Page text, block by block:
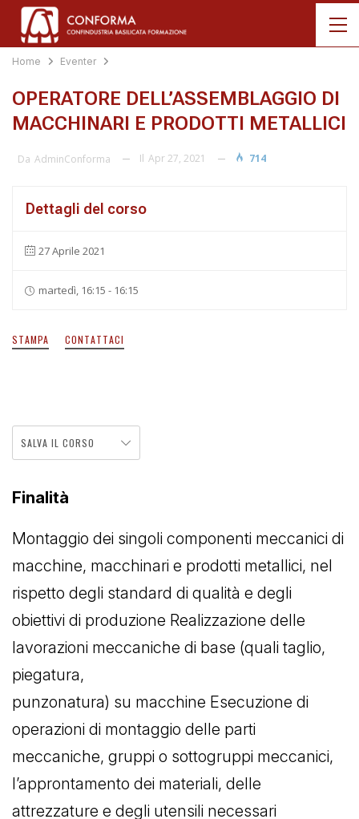
Home Eventer
OPERATORE DELL’ASSEMBLAGGIO DI
MACCHINARI E PRODOTTI METALLICI
Da AdminConforma Il Apr 27, 2021 714
Dettagli del corso
27 Aprile 2021
martedì, 16:15 - 16:15
STAMPA CONTATTACI
SALVA IL CORSO
Finalità
Montaggio dei singoli componenti meccanici di
macchine, macchinari e prodotti metallici, nel
rispetto degli standard di qualità e degli
obiettivi di produzione Realizzazione delle
lavorazioni meccaniche di base (quali taglio,
piegatura,
punzonatura) su macchine Esecuzione di
operazioni di montaggio delle parti
meccaniche, gruppi o sottogruppi meccanici,
l’approntamento dei materiali, delle
attrezzature e degli utensili necessari